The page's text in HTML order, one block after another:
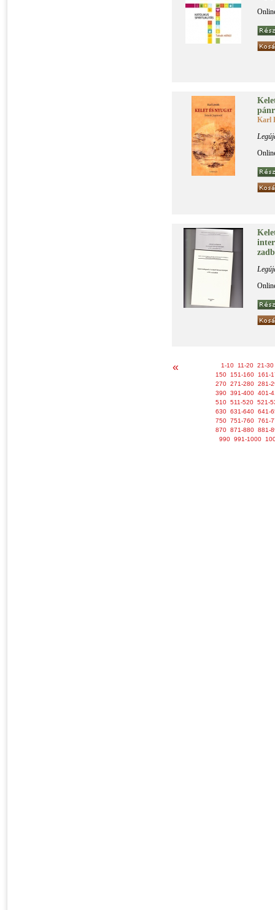
Karl
« 1-10 11-20 21-30
150
151-160
161-
270 271-280 281-
390 391-400 401-
510 511-520 521-
630 631-640 641-
750 751-760 761-
870 871-880 881-
990 991-1000